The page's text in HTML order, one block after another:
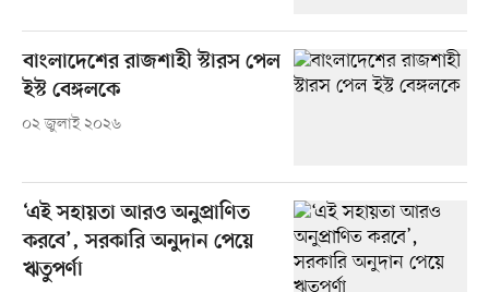
বাংলাদেশের রাজশাহী স্টারস পেল
ইস্ট বেঙ্গলকে
০২ জুলাই ২০২৬
‘এই সহায়তা আরও অনুপ্রাণিত
করবে’, সরকারি অনুদান পেয়ে
ঋতুপর্ণা